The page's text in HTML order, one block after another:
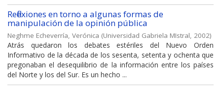
Reflexiones en torno a algunas formas de
manipulación de la opinión pública
Neghme Echeverría, Verónica (Universidad Gabriela MIstral, 2002)
Atrás quedaron los debates estériles del Nuevo Orden
Informativo de la década de los sesenta, setenta y ochenta que
pregonaban el desequilibrio de la información entre los países
del Norte y los del Sur. Es un hecho ...